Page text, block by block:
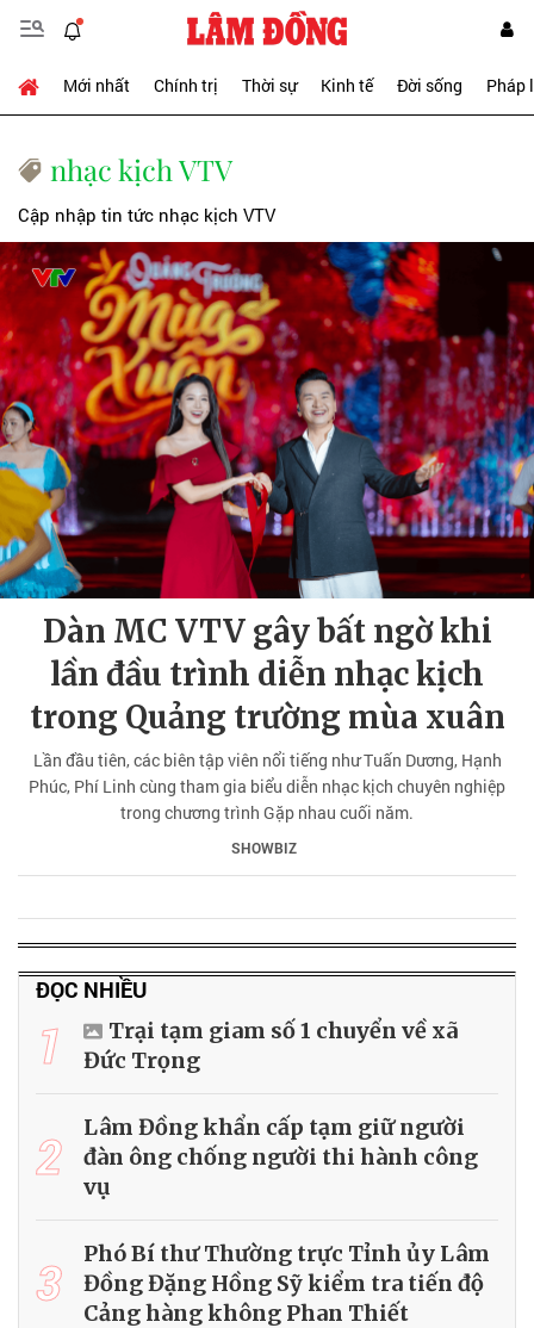
Mới nhất Chính trị Thời sự Kinh tế Đời sống Pháp
nhạc kịch VTV
Cập nhập tin tức nhạc kịch VTV
Dàn MC VTV gây bất ngờ khi
lần đầu trình diễn nhạc kịch
trong Quảng trường mùa xuân
Lần đầu tiên, các biên tập viên nổi tiếng như Tuấn Dương, Hạnh
Phúc, Phí Linh cùng tham gia biểu diễn nhạc kịch chuyên nghiệp
trong chương trình Gặp nhau cuối năm.
SHOWBIZ
ĐỌC NHIỀU
1
Trại tạm giam số 1 chuyển về xã
Đức Trọng
2
Lâm Đồng khẩn cấp tạm giữ người
đàn ông chống người thi hành công
vụ
3
Phó Bí thư Thường trực Tỉnh ủy Lâm
Đồng Đặng Hồng Sỹ kiểm tra tiến độ
Cảng hàng không Phan Thiết